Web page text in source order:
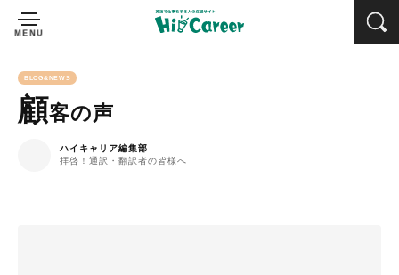
BLOG&NEWS
顧客の声
ハイキャリア編集部
拝啓！通訳・翻訳者の皆様へ